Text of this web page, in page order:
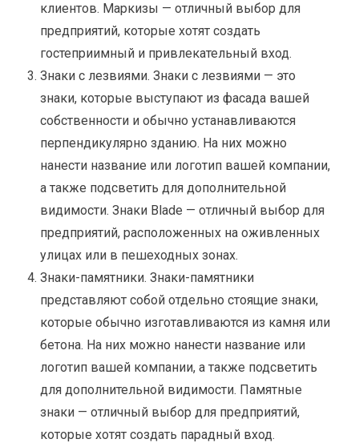
клиентов. Маркизы — отличный выбор для
предприятий, которые хотят создать
гостеприимный и привлекательный вход.
Знаки с лезвиями. Знаки с лезвиями — это
знаки, которые выступают из фасада вашей
собственности и обычно устанавливаются
перпендикулярно зданию. На них можно
нанести название или логотип вашей компании,
а также подсветить для дополнительной
видимости. Знаки Blade — отличный выбор для
предприятий, расположенных на оживленных
улицах или в пешеходных зонах.
Знаки-памятники. Знаки-памятники
представляют собой отдельно стоящие знаки,
которые обычно изготавливаются из камня или
бетона. На них можно нанести название или
логотип вашей компании, а также подсветить
для дополнительной видимости. Памятные
знаки — отличный выбор для предприятий,
которые хотят создать парадный вход.